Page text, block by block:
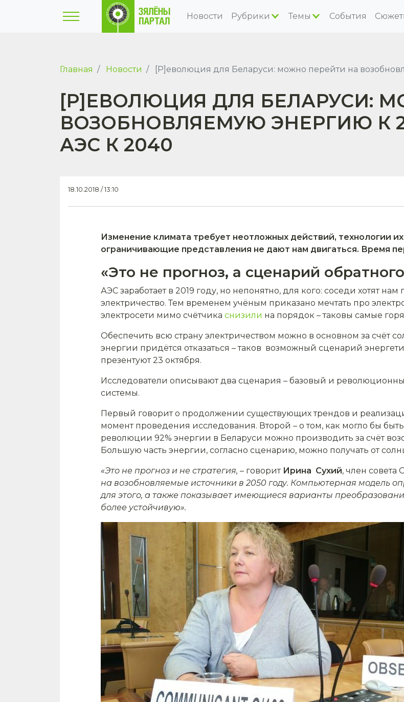
Новости Рубрики Темы События
Главная Новости [Р]еволюция для Беларуси: можно перейти на
[Р]ЕВОЛЮЦИЯ ДЛЯ БЕЛАРУСИ:
ВОЗОБНОВЛЯЕМУЮ ЭНЕРГИЮ К
АЭС К 2040
18.10.2018 / 13:10
Изменение климата требует неотложных действий, технологии
ограничивающие представления не дают нам двигаться. Время
«Это не прогноз, а сценарий
АЭС заработает в 2019 году, но непонятно, для кого: соседи хотят нам
электричество. Тем временем учёным приказано мечтать про
электросети мимо счётчика снизили на порядок – таковы самые
Обеспечить всю страну электричеством можно в основном за счёт
энергии придётся отказаться – таков возможный сценарий
презентуют 23 октября.
Исследователи описывают два сценария – базовый и
системы.
Первый говорит о продолжении существующих трендов и
момент проведения исследования. Второй – о том, как могло бы
революции 92% энергии в Беларуси можно производить за счёт
Большую часть энергии, согласно сценарию, можно получать от
«Это не прогноз и не стратегия, – говорит Ирина Сухий, член совета
на возобновляемые источники в 2050 году. Компьютерная модель
для этого, а также показываетимеющиеся варианты
более устойчивую».